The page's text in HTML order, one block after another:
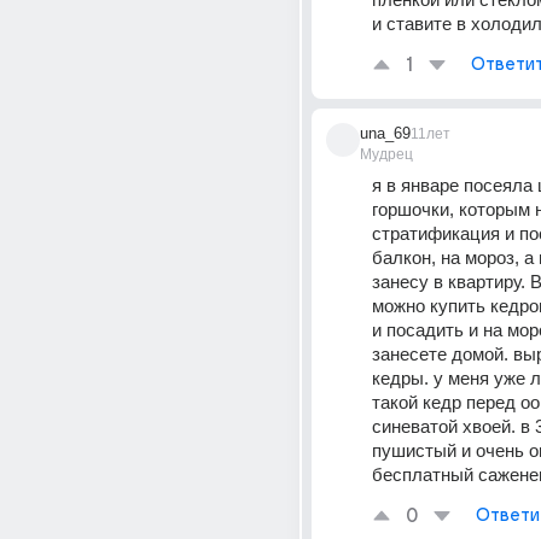
и ставите в
1
una_69
Мудрец
11лет
я в январе посеяла
горшочки, которым
стратификация и
балкон, на мороз, а
занесу в квартиру.
можно купить
и посадить и на
занесете домой.
кедры. у меня уже
такой кедр перед
синеватой хвоей. в
пушистый и очень
бесплатный
0